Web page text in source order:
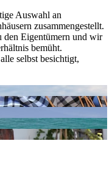
Auswahl an
zusammengestellt.
den Eigentümern und wir
bemüht.
selbst besichtigt,